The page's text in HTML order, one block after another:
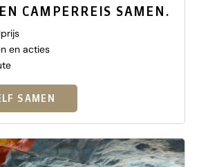
CAMPERREIS SAMEN.
en acties
SAMEN